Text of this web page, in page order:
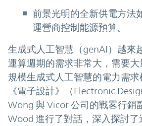
前景光明的全新供電方法
運營商控制能源預算。
生成式人工智慧（genAI）越來
運算週期的需求非常大，需要
規模生成式人工智慧的電力需求
《電子設計》（Electronic
Wong 與 Vicor 公司的戰畧行銷
Wood 進行了對話，深入探討